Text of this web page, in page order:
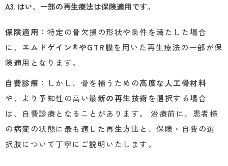
A3. はい、一部の再生療法は保険適用です。
保険適用 ：特定の骨欠損の形状や条件を満たした場合
に、 エムドゲイン®やGTR膜を用いた再生療法の一部が保
険適用となります。
自費診療 ：しかし、骨を補うための高度な人工骨材料
や、より予知性の高い最新の再生技術を選択する場合
は、自費診療となることがあります。 治療前に、患者様
の病変の状態に最も適した再生方法と、保険・自費の選
択肢について丁寧にご説明いたします。